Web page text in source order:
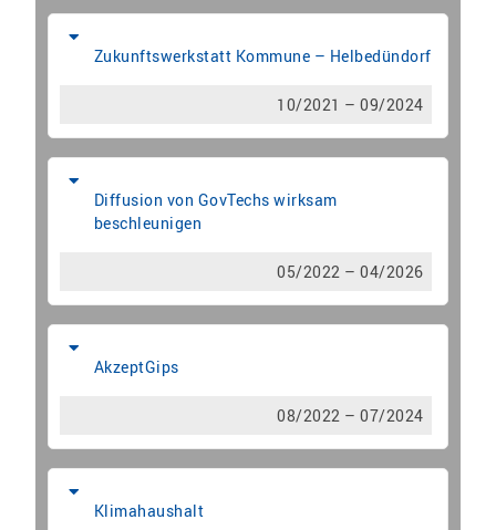
Zukunftswerkstatt Kommune – Helbedündorf
10/2021 – 09/2024
Diffusion von GovTechs wirksam
beschleunigen
05/2022 – 04/2026
AkzeptGips
08/2022 – 07/2024
Klimahaushalt